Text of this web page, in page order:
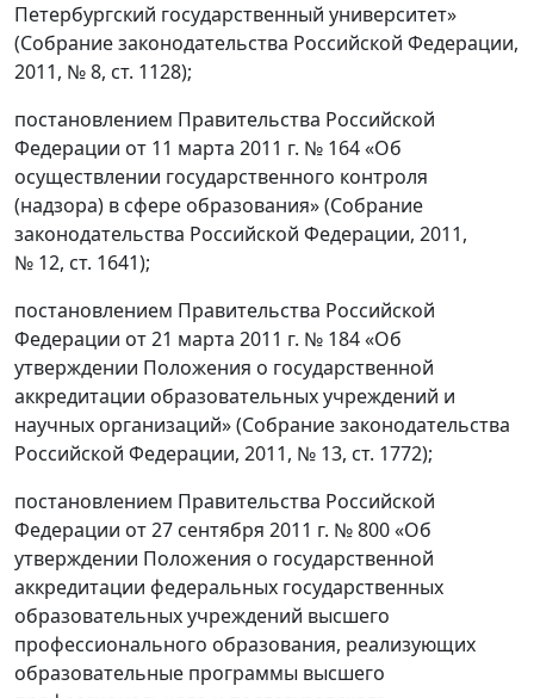
Петербургский государственный университет»
(Собрание законодательства Российской Федерации,
2011, № 8, ст. 1128);
постановлением Правительства Российской
Федерации от 11 марта 2011 г. № 164 «Об
осуществлении государственного контроля
(надзора) в сфере образования» (Собрание
законодательства Российской Федерации, 2011,
№ 12, ст. 1641);
постановлением Правительства Российской
Федерации от 21 марта 2011 г. № 184 «Об
утверждении Положения о государственной
аккредитации образовательных учреждений и
научных организаций» (Собрание законодательства
Российской Федерации, 2011, № 13, ст. 1772);
постановлением Правительства Российской
Федерации от 27 сентября 2011 г. № 800 «Об
утверждении Положения о государственной
аккредитации федеральных государственных
образовательных учреждений высшего
профессионального образования, реализующих
образовательные программы высшего